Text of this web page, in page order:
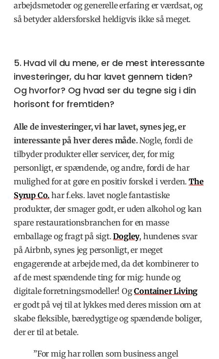
arbejdsmetoder og generelle erfaring er værdsat, og
så betyder aldersforskel heldigvis ikke så meget.
5. Hvad vil du mene, er de mest interessante
investeringer, du har lavet gennem tiden?
Og hvorfor? Og hvad ser du tegne sig i din
horisont for fremtiden?
Alle de investeringer, vi har lavet, synes jeg, er
interessante på hver deres måde.Nogle, fordi de
tilbyder produkter eller servicer, der, for mig
personligt, er spændende, og andre, fordi de har
mulighed for at gøre en positiv forskel i verden. The
Syrup Co. har f.eks. lavet nogle fantastiske
produkter, der smager godt, er uden alkohol og kan
spare restaurationsbranchen for en masse
emballage og fragt på sigt.Dogley, hundenes svar
på Airbnb, synes jeg personligt, er meget
engagerende at arbejde med, da det kombinerer to
af de mest spændende ting for mig: hunde og
digitale forretningsmodeller! OgContainer Living
er godt på vej til at lykkes med deres mission om at
skabe fleksible, bæredygtige og spændende boliger,
der er til at betale.
”For mig har rollen som business angel